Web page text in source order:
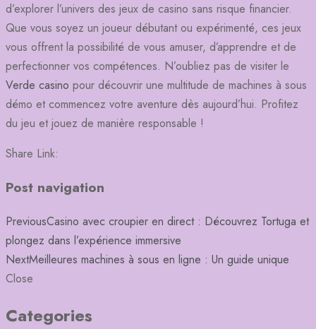
d’explorer l’univers des jeux de casino sans risque financier.
Que vous soyez un joueur débutant ou expérimenté, ces jeux
vous offrent la possibilité de vous amuser, d’apprendre et de
perfectionner vos compétences. N’oubliez pas de visiter le
Verde casino pour découvrir une multitude de machines à sous
démo et commencez votre aventure dès aujourd’hui. Profitez
du jeu et jouez de manière responsable !
Share Link:
Post navigation
PreviousCasino avec croupier en direct : Découvrez Tortuga et
plongez dans l’expérience immersive
NextMeilleures machines à sous en ligne : Un guide unique
Close
Categories